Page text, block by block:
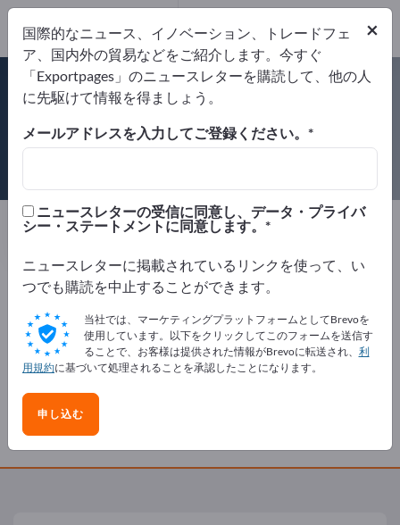
& Co. KG
サプライヤー ドイツ
Website
ISO 9001
×
国際的なニュース、イノベーション、トレードフェ
ア、国内外の貿易などをご紹介します。今すぐ
「Exportpages」のニュースレターを購読して、他の人
に先駆けて情報を得ましょう。
メールアドレスを入力してご登録ください。
ニュースレターの受信に同意し、データ・プライバ
シー・ステートメントに同意します。
ニュースレターに掲載されているリンクを使って、い
つでも購読を中止することができます。
当社では、マーケティングプラットフォームとしてBrevoを
使用しています。以下をクリックしてこのフォームを送信す
ることで、お客様は提供された情報がBrevoに転送され、 利
用規約に基づいて処理されることを承認したことになります。
申し込む